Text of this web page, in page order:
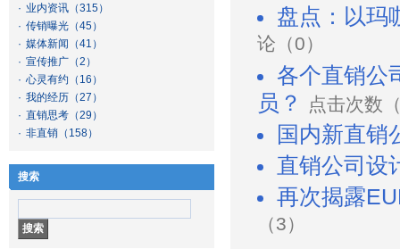
· 业内资讯 （315）
· 传销曝光 （45）
· 媒体新闻 （41）
· 宣传推广 （2）
· 心灵有约 （16）
· 我的经历 （27）
· 直销思考 （29）
· 非直销 （158）
搜索
盘点：以玛
论（0）
各个直销公
员？
点击次数
国内新直销
直销公司设
再次揭露
（3）